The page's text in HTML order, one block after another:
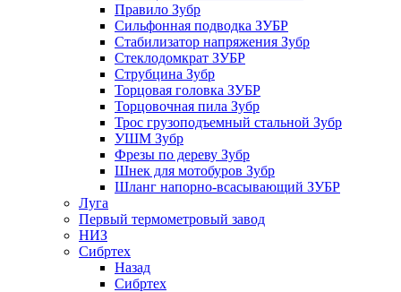
Правило Зубр
Сильфонная подводка ЗУБР
Стабилизатор напряжения Зубр
Стеклодомкрат ЗУБР
Струбцина Зубр
Торцовая головка ЗУБР
Торцовочная пила Зубр
Трос грузоподъемный стальной Зубр
УШМ Зубр
Фрезы по дереву Зубр
Шнек для мотобуров Зубр
Шланг напорно-всасывающий ЗУБР
Луга
Первый термометровый завод
НИЗ
Сибртех
Назад
Сибртех